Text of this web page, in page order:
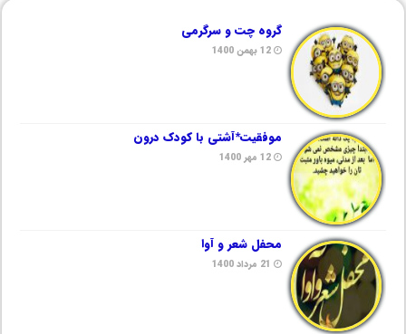
گروه چت و سرگرمی
12 بهمن 1400
موفقیت*آشتی با کودک درون
12 مهر 1400
محفل شعر و آوا
21 مرداد 1400